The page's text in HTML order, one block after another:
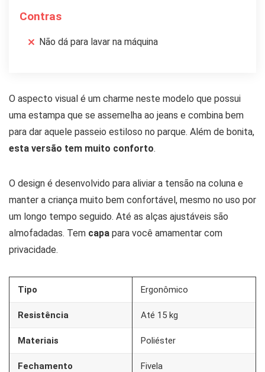
Contras
Não dá para lavar na máquina
O aspecto visual é um charme neste modelo que possui
uma estampa que se assemelha ao jeans e combina bem
para dar aquele passeio estiloso no parque. Além de bonita,
esta versão tem muito conforto.
O design é desenvolvido para aliviar a tensão na coluna e
manter a criança muito bem confortável, mesmo no uso por
um longo tempo seguido. Até as alças ajustáveis são
almofadadas. Tem capa para você amamentar com
privacidade.
Tipo Ergonômico
Resistência Até 15 kg
Materiais Poliéster
Fechamento Fivela